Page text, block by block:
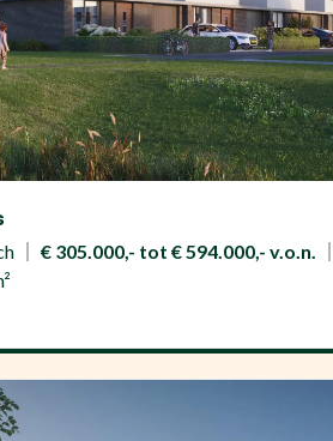
€ 305.000,- tot € 594.000,- v.o.n.